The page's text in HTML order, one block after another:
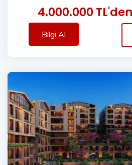
4.000.000
Bilgi Al